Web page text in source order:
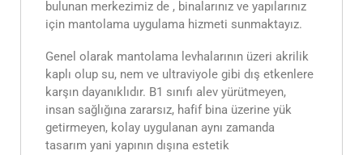
bulunan merkezimiz de , binalarınız ve yapılarınız
için mantolama uygulama hizmeti sunmaktayız.
Genel olarak mantolama levhalarının üzeri akrilik
kaplı olup su, nem ve ultraviyole gibi dış etkenlere
karşın dayanıklıdır. B1 sınıfı alev yürütmeyen,
insan sağlığına zararsız, hafif bina üzerine yük
getirmeyen, kolay uygulanan aynı zamanda
tasarım yani yapının dışına estetik